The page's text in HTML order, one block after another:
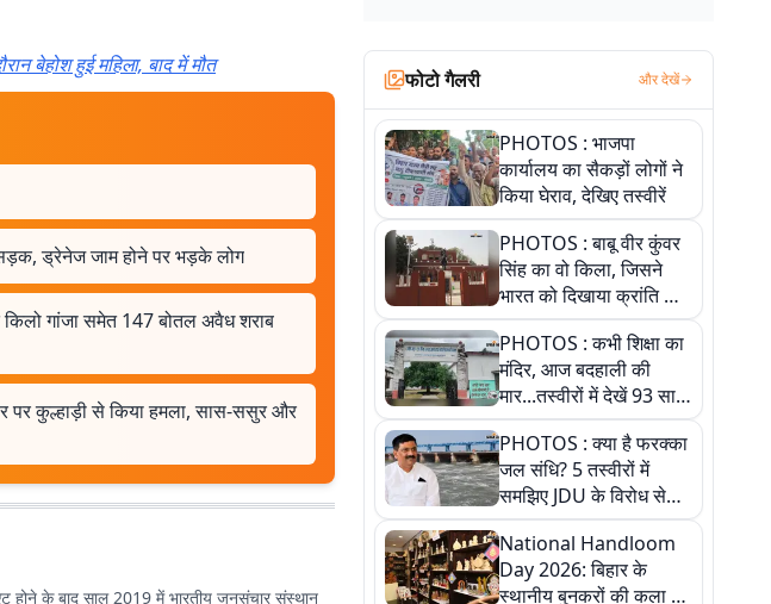
बेहोश हुई महिला, बाद में मौत
ड्रेनेज जाम होने पर भड़के लोग
गांजा समेत 147 बोतल अवैध शराब
पर कुल्हाड़ी से किया हमला, सास-ससुर और
होने के बाद साल 2019 में भारतीय जनसंचार संस्थान
फोटो गैलरी और देखें
PHOTOS : भाजपा
कार्यालय का सैकड़ों लोगों ने
किया घेराव, देखिए तस्वीरें
PHOTOS : बाबू वीर कुंवर
सिंह का वो किला, जिसने
भारत को दिखाया क्रांति का
रास्ता: तस्वीरों में देखिए
PHOTOS : कभी शिक्षा का
मंदिर, आज बदहाली की
मार...तस्वीरों में देखें 93 साल
पुराने इस हाई स्कूल की
हकीकत
PHOTOS : क्या है फरक्का
जल संधि? 5 तस्वीरों में
समझिए JDU के विरोध से
लेकर बिहार पर असर तक
पूरी कहानी
National Handloom
Day 2026: बिहार के
स्थानीय बुनकरों की कला को